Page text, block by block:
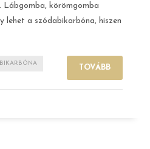
Lábgomba, körömgomba
lehet a szódabikarbóna, hiszen
TOVÁBB